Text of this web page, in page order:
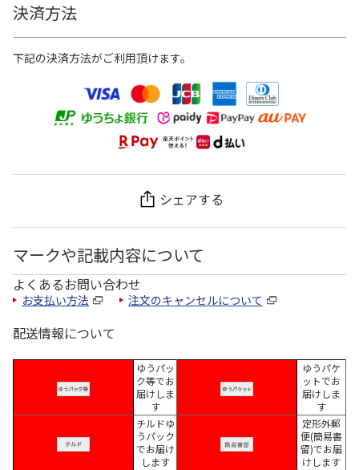
決済方法
下記の決済方法がご利用頂けます。
シェアする
マークや記載内容について
よくあるお問い合わせ
お支払い方法 注文のキャンセルについて
配送情報について
ゆうパッ
ク等でお
届けしま
す
ゆうパケ
ットでお
届けしま
す
チルドゆ
うパック
でお届け
します
定形外郵
便(簡易書
留)でお届
けします